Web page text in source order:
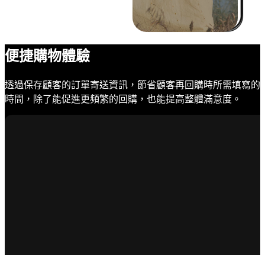
便捷購物體驗
透過保存顧客的訂單寄送資訊，節省顧客再回購時所需填寫的
時間，除了能促進更頻繁的回購，也能提高整體滿意度。